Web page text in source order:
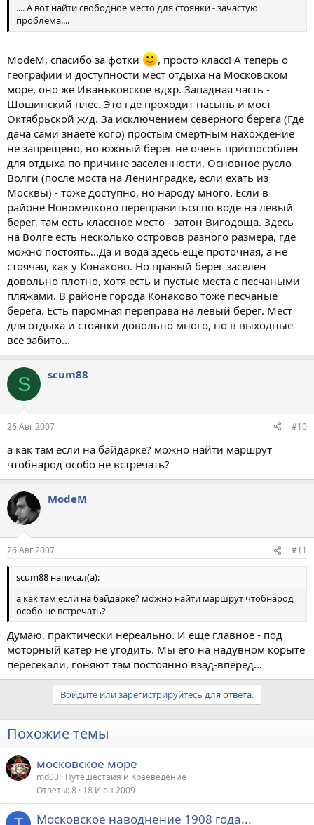
.... А вот найти свободное место для стоянки - зачастую
проблема....
ModeM, спасибо за фотки
, просто класс! А теперь о
географии и доступности мест отдыха на Московском
море, оно же Иваньковское вдхр. Западная часть -
Шошинский плес. Это где проходит насыпь и мост
Октябрьской ж/д. За исключением северного берега (Где
дача сами знаете кого) простым смертным нахождение
не запрещено, но южный берег не очень приспособлен
для отдыха по причине заселенности. Основное русло
Волги (после моста на Ленинградке, если ехать из
Москвы) - тоже доступно, но народу много. Если в
районе Новомелково переправиться по воде на левый
берег, там есть классное место - затон Вигодоща. Здесь
на Волге есть несколько островов разного размера, где
можно постоять...Да и вода здесь еще проточная, а не
стоячая, как у Конаково. Но правый берег заселен
довольно плотно, хотя есть и пустые места с песчаными
пляжами. В районе города Конаково тоже песчаные
берега. Есть паромная переправа на левый берег. Мест
для отдыха и стоянки довольно много, но в выходные
все забито...
S scum88
26 Авг 2007 #10
а как там если на байдарке? можно найти маршрут
чтобнарод особо не встречать?
ModeM
26 Авг 2007 #11
scum88 написал(а):
а как там если на байдарке? можно найти маршрут чтобнарод
особо не встречать?
Думаю, практически нереально. И еще главное - под
моторный катер не угодить. Мы его на надувном корыте
пересекали, гоняют там постоянно взад-вперед...
Войдите или зарегистрируйтесь для ответа.
Похожие темы
московское море
md03
Путешествия и Краеведение
Ответы 8 18 Июн 2009
Московское наводнение 1908 года...